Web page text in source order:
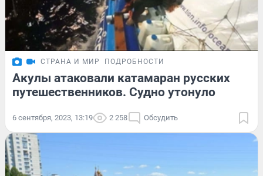
СТРАНА И МИР ПОДРОБНОСТИ
Акулы атаковали катамаран русских
путешественников. Судно утонуло
6 сентября, 2023, 13:19 2 258 Обсудить